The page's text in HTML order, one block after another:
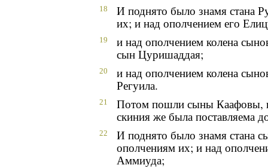
18
И поднято было знамя стана
их; и над ополчением его
19
и над ополчением колена
сын Цуришаддая;
20
и над ополчением колена
Регуила.
21
Потом пошли сыны Каафовы,
скиния же была поставляема
22
И поднято было знамя стана
ополчениям их; и над
Аммиуда;